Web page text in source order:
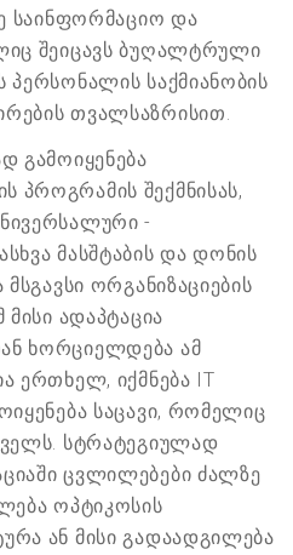
საინფორმაციო და
შეიცავს ბუღალტრული
პერსონალის საქმიანობის
თვალსაზრისით.
გამოიყენება
შექმნისას,
-
მასშტაბის და დონის
ორგანიზაციების
მისი ადაპტაცია
ხორციელდება ამ
ერთხელ, იქმნება IT
საცავი, რომელიც
სტრატეგიულად
ცვლილებები ძალზე
ოპტიკოსის
ან მისი გადაადგილება